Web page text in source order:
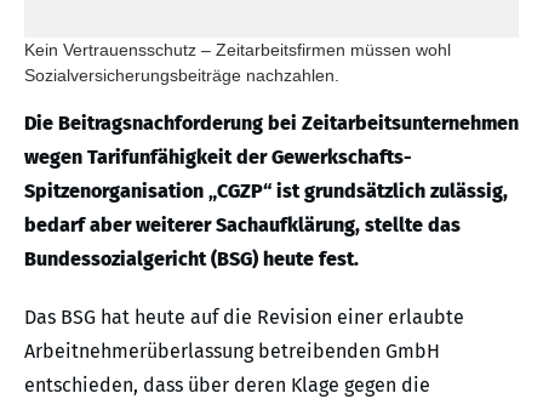
Kein Vertrauensschutz – Zeitarbeitsfirmen müssen wohl
Sozialversicherungsbeiträge nachzahlen.
Die Beitragsnachforderung bei Zeitarbeitsunternehmen
wegen Tarifunfähigkeit der Gewerkschafts-
Spitzenorganisation „CGZP“ ist grundsätzlich zulässig,
bedarf aber weiterer Sachaufklärung, stellte das
Bundessozialgericht (BSG) heute fest.
Das BSG hat heute auf die Revision einer erlaubte
Arbeitnehmerüberlassung betreibenden GmbH
entschieden, dass über deren Klage gegen die